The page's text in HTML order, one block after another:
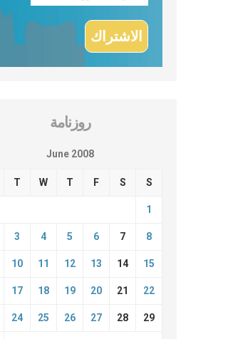
روزنامة
June 2008
T W T F S S
1
3 4 5 6 7 8
10 11 12 13 14 15
17 18 19 20 21 22
24 25 26 27 28 29